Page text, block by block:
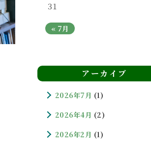
31
« 7月
アーカイブ
2026年7月 (1)
2026年4月 (2)
2026年2月 (1)